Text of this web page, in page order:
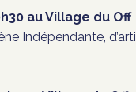
au Village du Off
Indépendante,